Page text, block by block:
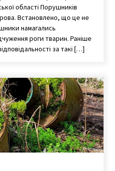
області Порушників
Встановлено, що це не
намагались
роги тварин. Раніше
за такі […]